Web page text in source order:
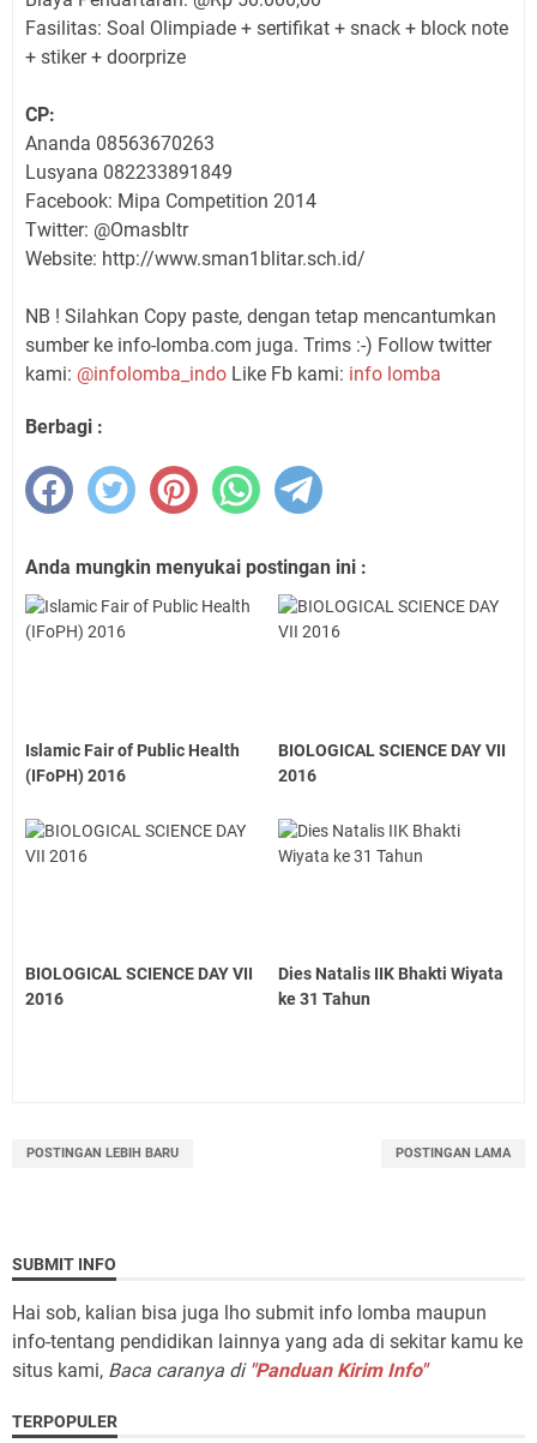
Fasilitas: Soal Olimpiade + sertifikat + snack + block note
+ stiker + doorprize
CP:
Ananda 08563670263
Lusyana 082233891849
Facebook: Mipa Competition 2014
Twitter: @Omasbltr
Website: http://www.sman1blitar.sch.id/
NB ! Silahkan Copy paste, dengan tetap mencantumkan
sumber ke info-lomba.com juga. Trims :-) Follow twitter
kami: @infolomba_indo Like Fb kami: info lomba
Berbagi :
Anda mungkin menyukai postingan ini :
Islamic Fair of Public Health
(IFoPH) 2016
BIOLOGICAL SCIENCE DAY VII
2016
BIOLOGICAL SCIENCE DAY VII
2016
Dies Natalis IIK Bhakti Wiyata
ke 31 Tahun
POSTINGAN LEBIH BARU POSTINGAN LAMA
SUBMIT INFO
Hai sob, kalian bisa juga lho submit info lomba maupun
info-tentang pendidikan lainnya yang ada di sekitar kamu ke
situs kami, Baca caranya di "Panduan Kirim Info"
TERPOPULER